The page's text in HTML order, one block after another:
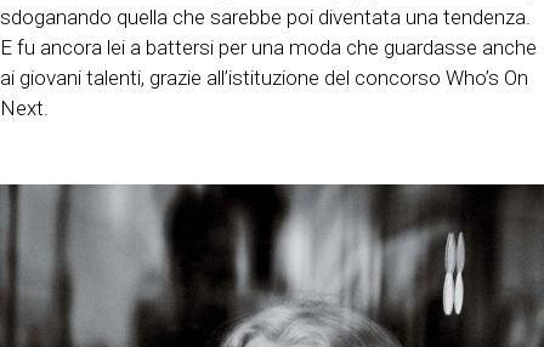
sdoganando quella che sarebbe poi diventata una tendenza.
E fu ancora lei a battersi per una moda che guardasse anche
ai giovani talenti, grazie all’istituzione del concorso Who’s On
Next.